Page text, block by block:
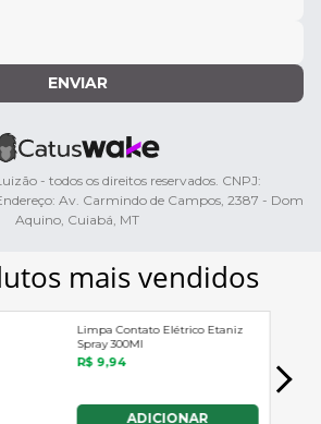
ENVIAR
- todos os direitos reservados. CNPJ:
Av. Carmindo de Campos, 2387 - Dom
Aquino, Cuiabá, MT